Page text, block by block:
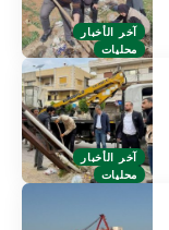
آخر الأخبار
محليات
آخر الأخبار
محليات